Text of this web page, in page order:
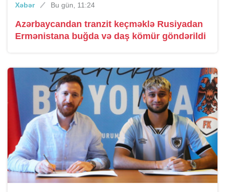
Xəbər Bu gün, 11:24
Azərbaycandan tranzit keçməklə Rusiyadan
Ermənistana buğda və daş kömür göndərildi